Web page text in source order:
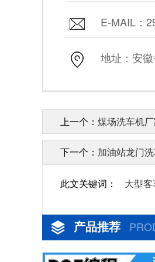
E-MAIL：
地址：安
上一个： 煤场洗车机
下一个： 加油站龙门
此文关键词： 大型
产品推荐